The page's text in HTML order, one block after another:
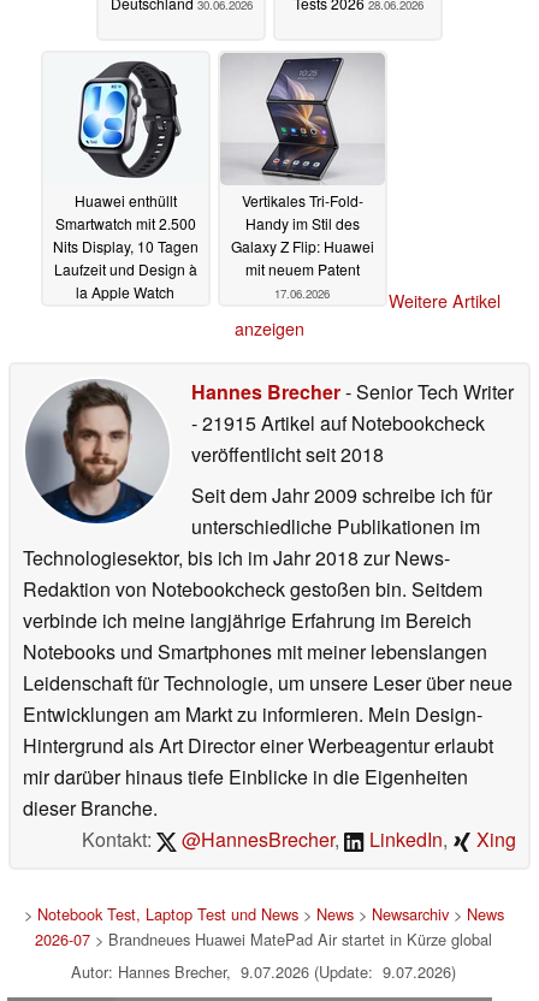
30.06.2026 28.06.2026
Huawei enthüllt
Smartwatch mit 2.500
Nits Display, 10 Tagen
Laufzeit und Design à
la Apple Watch
Vertikales Tri-Fold-
Handy im Stil des
Galaxy Z Flip: Huawei
mit neuem Patent
17.06.2026
Weitere Artikel
anzeigen
Hannes Brecher- Senior Tech Writer
- 21915 Artikel auf Notebookcheck
veröffentlichtseit 2018
Seit dem Jahr 2009 schreibe ich für
unterschiedliche Publikationen im
Technologiesektor, bis ich im Jahr 2018 zur News-
Redaktion von Notebookcheck gestoßen bin. Seitdem
verbinde ich meine langjährige Erfahrung im Bereich
Notebooks und Smartphones mit meiner lebenslangen
Leidenschaft für Technologie, um unsere Leser über neue
Entwicklungen am Markt zu informieren. Mein Design-
Hintergrund als Art Director einer Werbeagentur erlaubt
mir darüber hinaus tiefe Einblicke in die Eigenheiten
dieser Branche.
Kontakt:
@HannesBrecher, LinkedIn, Xing
> Notebook Test, Laptop Test und News> News> Newsarchiv> News
2026-07 > Brandneues Huawei MatePad Air startet in Kürze global
Autor: Hannes Brecher, 9.07.2026 (Update: 9.07.2026)